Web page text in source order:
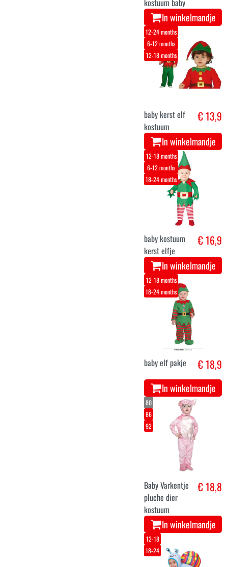
In winkelmandje
12-24 months
6-12 months
12-18 months
baby kerst elf
kostuum
€ 13,9
In winkelmandje
12-18 months
6-12 months
18-24 months
baby kostuum
kerst elfje
€ 16,9
In winkelmandje
12-18 months
18-24 months
baby elf pakje € 18,9
In winkelmandje
80
86
92
Baby Varkentje
pluche dier
kostuum
€ 18,8
In winkelmandje
12-18
18-24